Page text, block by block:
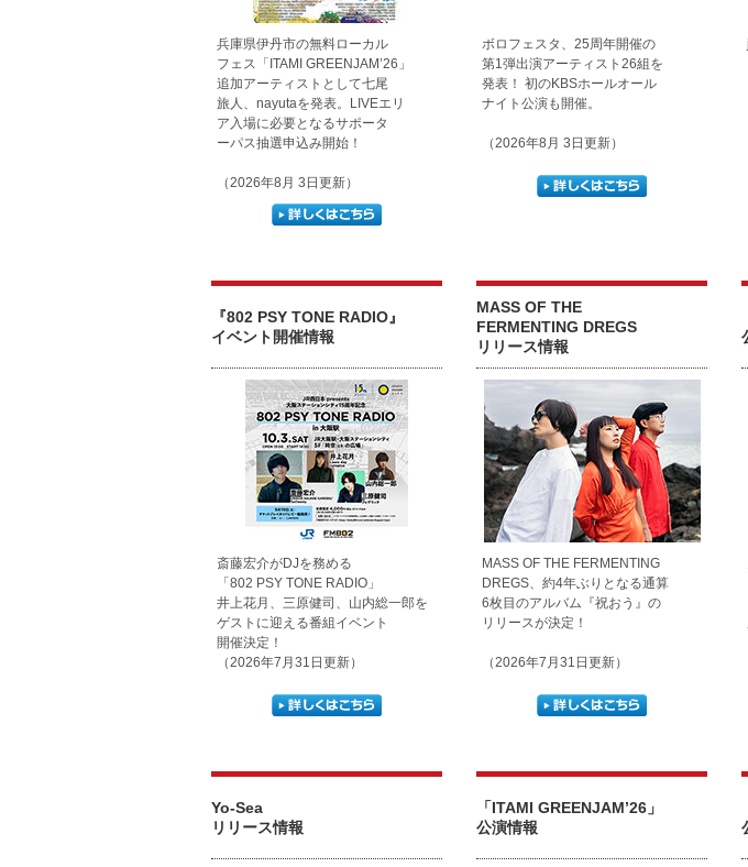
兵庫県伊丹市の無料ローカル
フェス「ITAMI GREENJAM’26」
追加アーティストとして七尾
旅人、nayutaを発表。LIVEエリ
ア入場に必要となるサポータ
ーパス抽選申込み開始！
（2026年8月 3日更新）
ボロフェスタ、25周年開催の
第1弾出演アーティスト26組を
発表！ 初のKBSホールオール
ナイト公演も開催。
（2026年8月 3日更新）
『802 PSY TONE RADIO』
イベント開催情報
斎藤宏介がDJを務める
「802 PSY TONE RADIO」
井上花月、三原健司、山内総一郎を
ゲストに迎える番組イベント
開催決定！
（2026年7月31日更新）
MASS OF THE
FERMENTING DREGS
リリース情報
MASS OF THE FERMENTING
DREGS、約4年ぶりとなる通算
6枚目のアルバム『祝おう』の
リリースが決定！
（2026年7月31日更新）
Yo-Sea
リリース情報
「ITAMI GREENJAM’26」
公演情報